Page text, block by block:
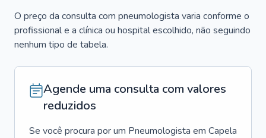
O preço da consulta com pneumologista varia conforme o
profissional e a clínica ou hospital escolhido, não seguindo
nenhum tipo de tabela.
Agende uma consulta com valores
reduzidos
Se você procura por um Pneumologista em Capela